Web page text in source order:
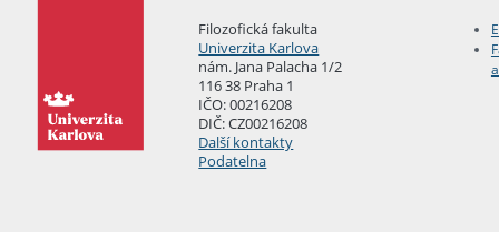
Filozofická fakulta
Univerzita Karlova
nám. Jana Palacha 1/2
116 38 Praha 1
IČO: 00216208
DIČ: CZ00216208
Další kontakty
Podatelna